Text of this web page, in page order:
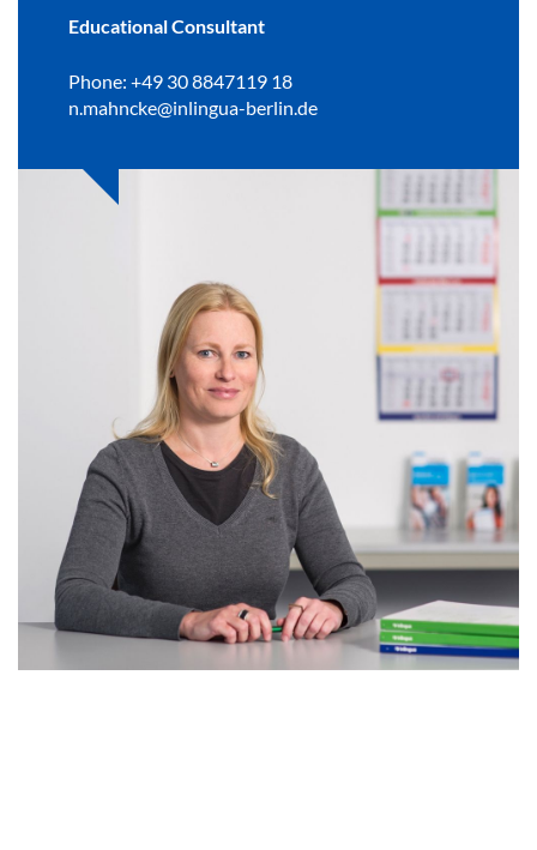
Educational Consultant
Phone: +49 30 8847119 18
n.mahncke@inlingua-berlin.de